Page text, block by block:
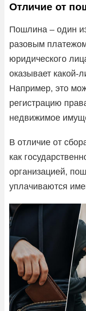
Отличие от
Пошлина – один
разовым
юридического
оказывает какой-
Например, это
регистрацию
недвижимое
В отличие от
как
организацией,
уплачиваются